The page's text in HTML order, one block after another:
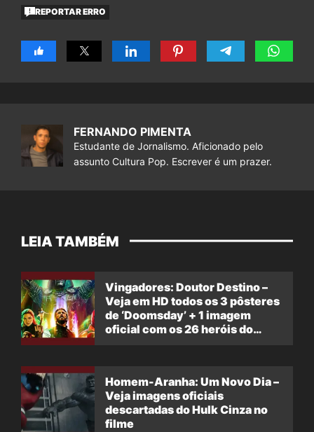
REPORTAR ERRO
FERNANDO PIMENTA
Estudante de Jornalismo. Aficionado pelo
assunto Cultura Pop. Escrever é um prazer.
LEIA TAMBÉM
Vingadores: Doutor Destino –
Veja em HD todos os 3 pôsteres
de ‘Doomsday’ + 1 imagem
oficial com os 26 heróis do
Homem-Aranha: Um Novo Dia –
Veja imagens oficiais
descartadas do Hulk Cinza no
filme